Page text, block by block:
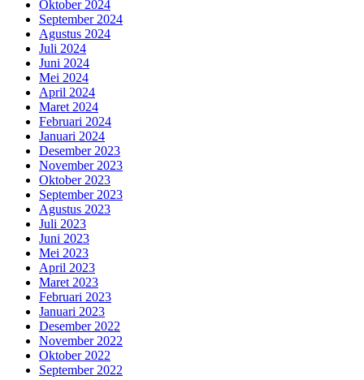
Oktober 2024
September 2024
Agustus 2024
Juli 2024
Juni 2024
Mei 2024
April 2024
Maret 2024
Februari 2024
Januari 2024
Desember 2023
November 2023
Oktober 2023
September 2023
Agustus 2023
Juli 2023
Juni 2023
Mei 2023
April 2023
Maret 2023
Februari 2023
Januari 2023
Desember 2022
November 2022
Oktober 2022
September 2022